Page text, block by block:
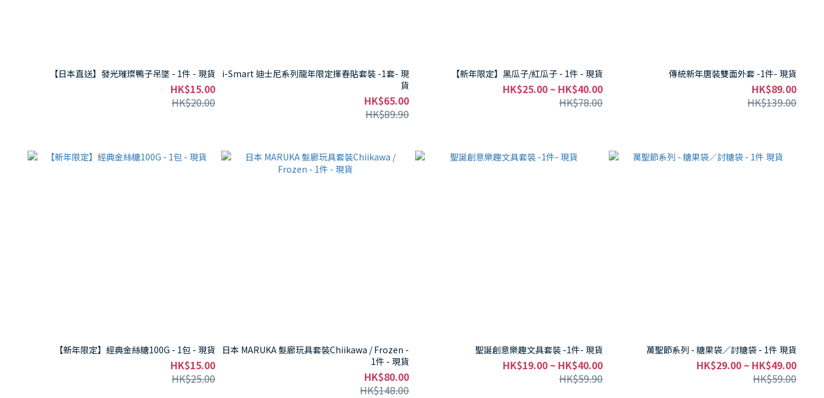
【日本直送】發光璀璨鴨子吊墜 - 1件 - 現貨
HK$15.00
HK$20.00
i-Smart 迪士尼系列龍年限定揮春貼套裝 -1套- 現
貨
HK$65.00
HK$89.90
【新年限定】黑瓜子/紅瓜子 - 1件 - 現貨
HK$25.00 ~ HK$40.00
HK$78.00
傳統新年唐裝雙面外套 -1件- 現貨
HK$89.00
HK$139.00
【新年限定】經典金絲糖100G - 1包 - 現貨
HK$15.00
HK$25.00
日本 MARUKA 髮廊玩具套裝Chiikawa / Frozen -
1件 - 現貨
HK$80.00
HK$148.00
聖誕創意樂趣文具套裝 -1件- 現貨
HK$19.00 ~ HK$40.00
HK$59.90
萬聖節系列 - 糖果袋／討糖袋 - 1件 現貨
HK$29.00 ~ HK$49.00
HK$59.00